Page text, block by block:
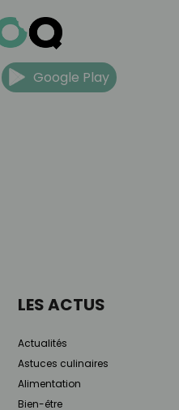
Google Play
LES ACTUS
Actualités
Astuces culinaires
Alimentation
Bien-être